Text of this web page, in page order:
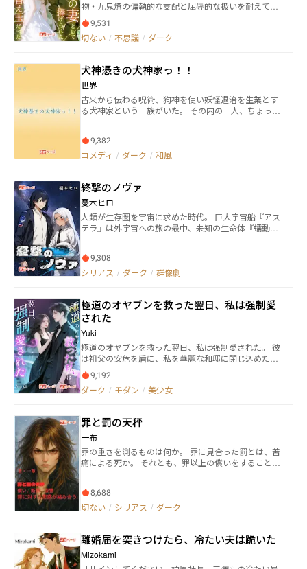
ますが同姓同名を防ぐ処置です。
物・九鬼燎の偏執的な支配と屈辱的な扱いを耐えてい
た。しかし、彼女は次第にそれが愛から来たものでは
なく、二十年続く残酷な復讐であることに気づく！目
を覚ました彼女は、もはや替え玉ではなく、家の先祖
開始。かつての鳥かごの中の雀が、どのようにして風
雲を巻き起こし、大物を屈服させ、華麗に帰還するの
か！
9,531
切ない / 不思議 / ダーク
犬神憑きの犬神家っ！！
世界
古来から伝わる呪術、狗神を使い妖怪退治を生業とす
る犬神家という一族がいた。 その内の一人、ちょっと
ことから試練の場で、高祖父を知るという猫又の『猫
田 吉光(ねこた よしみつ)』と出会い、狛は自分の
した狛は、幽霊退治や妖怪退治、はたまた神様からの
おねがいを聞いたりと大忙し。 果たして、彼女は立派
に独り立ちできるのか？ 時に笑いあり、涙ありの和風
ファンタジー冒険活劇、始まります！ ※この作品は、
カクヨム並びに小説家になろうでも公開しています。
9,382
コメディ / ダーク / 和風
終撃のノヴァ
憂木ヒロ
人類が生存圏を宇宙に求めた時代。 巨大宇宙船『アス
テラ』は外宇宙への旅の最中、未知の生命体『蠕動
ステラ正規軍エースパイロットの星野航は、小惑星探
査任務にて、突如として出現した超大型級の『蠕動
クサンドラはアステロイドベルト観光ツアーの最中、
蠕動者の襲撃を受けてシャトルの外に投げ出される。
そんな絶体絶命の状況から彼女を救ったのは、星野航
が艦長を務める護衛艦、『星野号』であった。 軍もパ
イロットも辞め、民間護衛艦の艦長となった航。 「命
を救われた恩返しがしたい」と、彼とクルーとしての
契約を結ぶベラ。 二人は『星野号』クルーたちととも
に、アステラ帰還までの過酷な戦いに挑んでいく。
9,308
シリアス / ダーク / 群像劇
極道のオヤブンを救った翌日、私は强制愛
された
Yuki
極道のオヤブンを救った翌日、私は强制愛された。 彼
は祖父の安危を盾に、私を華麗な和邸に閉じ込めた。
骨の髄まで憎んでいたのに、日夜共に過ごす監禁生活
で、彼の冷酷な仮面の下にある傷痕と孤独を垣間見
る。 過去の因縁と警察の追跡が同時に押し寄せた時、
か？
9,192
ダーク / モダン / 美少女
罪と罰の天秤
一布
罪の重さを測るものは何か。 罪に見合った罰とは、苦
痛による死か。 それとも、罪以上の償いをすること
殊部隊SCPTに所属し、武装犯罪等の鎮圧に従事して
いる。 クロマチン能力者である佐川亜紀斗は、少年の
課の警察官により更生した。 クロマチン能力の素養が
あった彼は特殊部隊に所属しながらも、罪を犯した人
達を更生させ、償いながら生きていけるように尽力し
8,688
切ない / シリアス / ダーク
離婚届を突きつけたら、冷たい夫は跪いた
Mizokami